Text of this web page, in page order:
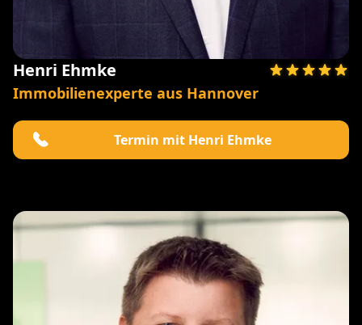
Henri Ehmke
Immobilienexperte aus Hannover
Termin mit Henri Ehmke